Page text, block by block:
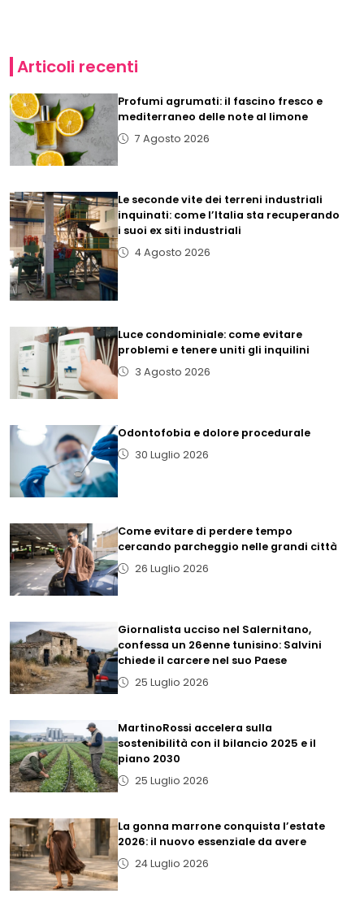
Articoli recenti
Profumi agrumati: il fascino fresco e
mediterraneo delle note al limone
7 Agosto 2026
Le seconde vite dei terreni industriali
inquinati: come l’Italia sta recuperando
i suoi ex siti industriali
4 Agosto 2026
Luce condominiale: come evitare
problemi e tenere uniti gli inquilini
3 Agosto 2026
Odontofobia e dolore procedurale
30 Luglio 2026
Come evitare di perdere tempo
cercando parcheggio nelle grandi città
26 Luglio 2026
Giornalista ucciso nel Salernitano,
confessa un 26enne tunisino: Salvini
chiede il carcere nel suo Paese
25 Luglio 2026
MartinoRossi accelera sulla
sostenibilità con il bilancio 2025 e il
piano 2030
25 Luglio 2026
La gonna marrone conquista l’estate
2026: il nuovo essenziale da avere
24 Luglio 2026